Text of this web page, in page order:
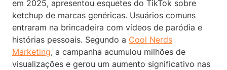
em 2025, apresentou esquetes do TikTok sobre
ketchup de marcas genéricas. Usuários comuns
entraram na brincadeira com vídeos de paródia e
histórias pessoais. Segundo a Cool Nerds
Marketing, a campanha acumulou milhões de
visualizações e gerou um aumento significativo nas